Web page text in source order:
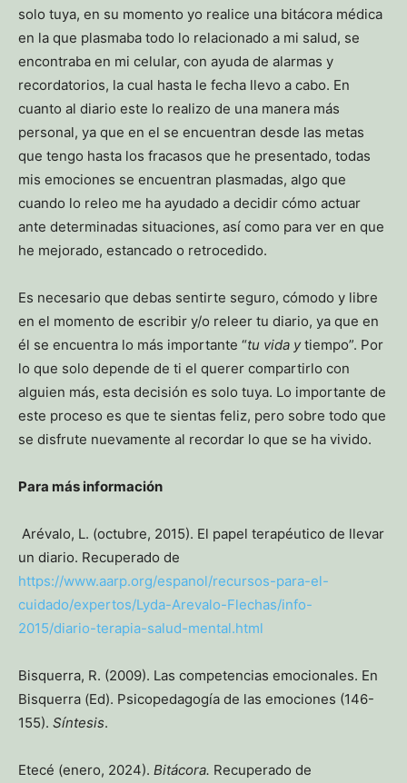
solo tuya, en su momento yo realice una bitácora médica
en la que plasmaba todo lo relacionado a mi salud, se
encontraba en mi celular, con ayuda de alarmas y
recordatorios, la cual hasta le fecha llevo a cabo. En
cuanto al diario este lo realizo de una manera más
personal, ya que en el se encuentran desde las metas
que tengo hasta los fracasos que he presentado, todas
mis emociones se encuentran plasmadas, algo que
cuando lo releo me ha ayudado a decidir cómo actuar
ante determinadas situaciones, así como para ver en que
he mejorado, estancado o retrocedido.
Es necesario que debas sentirte seguro, cómodo y libre
en el momento de escribir y/o releer tu diario, ya que en
él se encuentra lo más importante “tu vida ytiempo”. Por
lo que solo depende de ti el querer compartirlo con
alguien más, esta decisión es solo tuya. Lo importante de
este proceso es que te sientas feliz, pero sobre todo que
se disfrute nuevamente al recordar lo que se ha vivido.
Para más información
Arévalo, L. (octubre, 2015). El papel terapéutico de llevar
un diario. Recuperado de
https://www.aarp.org/espanol/recursos-para-el-
cuidado/expertos/Lyda-Arevalo-Flechas/info-
2015/diario-terapia-salud-mental.html
Bisquerra, R. (2009). Las competencias emocionales. En
Bisquerra (Ed). Psicopedagogía de las emociones (146-
155). Síntesis.
Etecé (enero, 2024). Bitácora. Recuperado de